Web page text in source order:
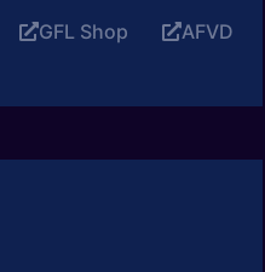
GFL Shop AFVD